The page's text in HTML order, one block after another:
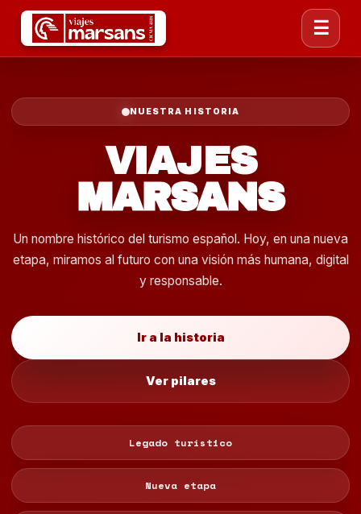
☰
NUESTRA HISTORIA
VIAJES
MARSANS
Un nombre histórico del turismo español. Hoy, en una nueva
etapa, miramos al futuro con una visión más humana, digital
y responsable.
Ir a la historia
Ver pilares
Legado turístico
Nueva etapa